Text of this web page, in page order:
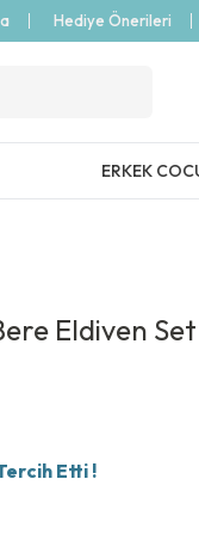
Hediye Önerileri
ERKEK
Eldiven Set
Etti !